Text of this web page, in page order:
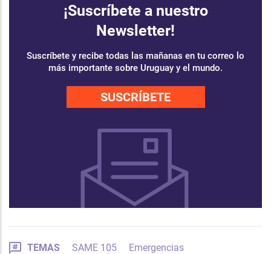
¡Suscríbete a nuestro
Newsletter!
Suscríbete y recibe todas las mañanas en tu correo lo
más importante sobre Uruguay y el mundo.
SUSCRÍBETE
TEMAS SAME 105 Emergencias